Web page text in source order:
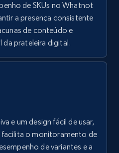
Gtin,
Top reviews, and
Comece agora
products by
Gtin,
Top reviews, and
de SKUs no Whatnot
a presença consistente
de conteúdo e
da prateleira digital.
e um design fácil de usar,
facilita o monitoramento de
de variantes e a